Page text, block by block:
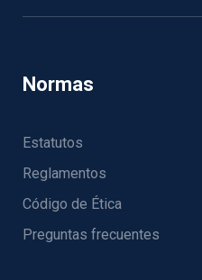
Normas
Estatutos
Reglamentos
Código de Ética
Preguntas frecuentes